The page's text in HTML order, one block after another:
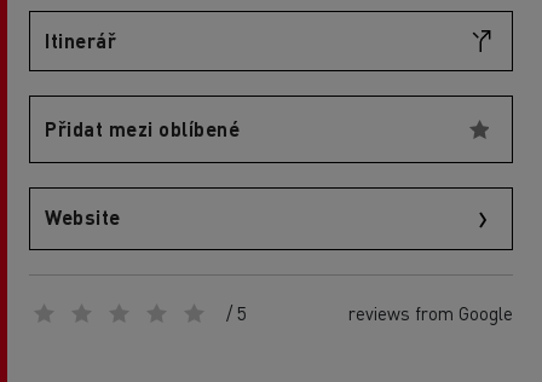
Itinerář
Přidat mezi oblíbené
Website
/ 5 reviews from Google